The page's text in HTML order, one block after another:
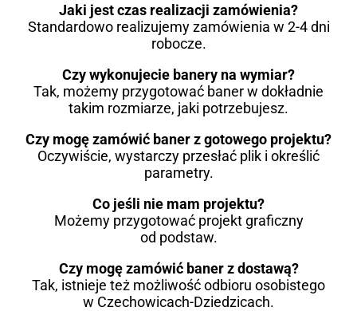
Jaki jest czas realizacji zamówienia?
Standardowo realizujemy zamówienia w 2-4 dni
robocze.
Czy wykonujecie banery na wymiar?
Tak, możemy przygotować baner w dokładnie
takim rozmiarze, jaki potrzebujesz.
Czy mogę zamówić baner z gotowego projektu?
Oczywiście, wystarczy przesłać plik i określić
parametry.
Co jeśli nie mam projektu?
Możemy przygotować projekt graficzny
od podstaw.
Czy mogę zamówić baner z dostawą?
Tak, istnieje też możliwość odbioru osobistego
w Czechowicach-Dziedzicach.